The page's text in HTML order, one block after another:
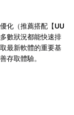
化（推薦搭配【UU
數狀況都能快速排
最新軟體的重要基
存取體驗。